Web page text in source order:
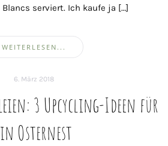
serviert. Ich kaufe ja […]
WEITERLESEN...
6. März 2018
3 Upcycling-Ideen für
Osternest